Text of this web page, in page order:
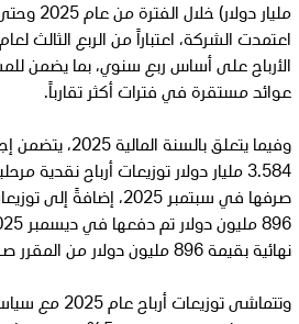
الأرباح على أساس ربع سنوي، بما يضمن
عوائد مستقرة في فترات أكثر تقارباً.
وفيما يتعلق
صرفها في سبتمبر 2025،
نهائية بقيمة 896 مليون دولار من المقرر صرفها في شهر مايو 2026.
وتتماشى